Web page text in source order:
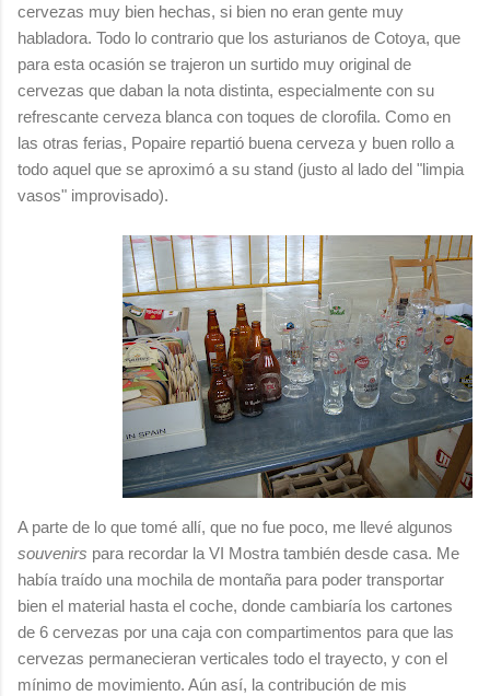
cervezas muy bien hechas, si bien no eran gente muy
habladora. Todo lo contrario que los asturianos de Cotoya, que
para esta ocasión se trajeron un surtido muy original de
cervezas que daban la nota distinta, especialmente con su
refrescante cerveza blanca con toques de clorofila. Como en
las otras ferias, Popaire repartió buena cerveza y buen rollo a
todo aquel que se aproximó a su stand (justo al lado del "limpia
vasos" improvisado).
A parte de lo que tomé allí, que no fue poco, me llevé algunos
souvenirs para recordar la VI Mostra también desde casa. Me
había traído una mochila de montaña para poder transportar
bien el material hasta el coche, donde cambiaría los cartones
de 6 cervezas por una caja con compartimentos para que las
cervezas permanecieran verticales todo el trayecto, y con el
mínimo de movimiento. Aún así, la contribución de mis